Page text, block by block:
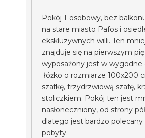
Pokój 1-osobowy, bez
na stare miasto Pafos i
ekskluzywnych willi. Ten
znajduje się na pierwszym
wyposażony jest w wygodne
łóżko o rozmiarze 100x200
szafkę, trzydrzwiową szafę,
stoliczkiem. Pokój ten jest
nasłoneczniony, od strony
dlatego jest bardzo polecany
pobyty.